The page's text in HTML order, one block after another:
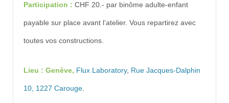
Participation : CHF 20.- par binôme adulte-enfant
payable sur place avant l’atelier. Vous repartirez avec
toutes vos constructions.
Lieu : Genève, Flux Laboratory, Rue Jacques-Dalphin
10, 1227 Carouge